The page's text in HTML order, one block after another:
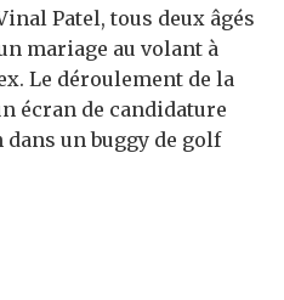
Patel, tous deux âgés
mariage au volant à
Le déroulement de la
écran de candidature
un buggy de golf